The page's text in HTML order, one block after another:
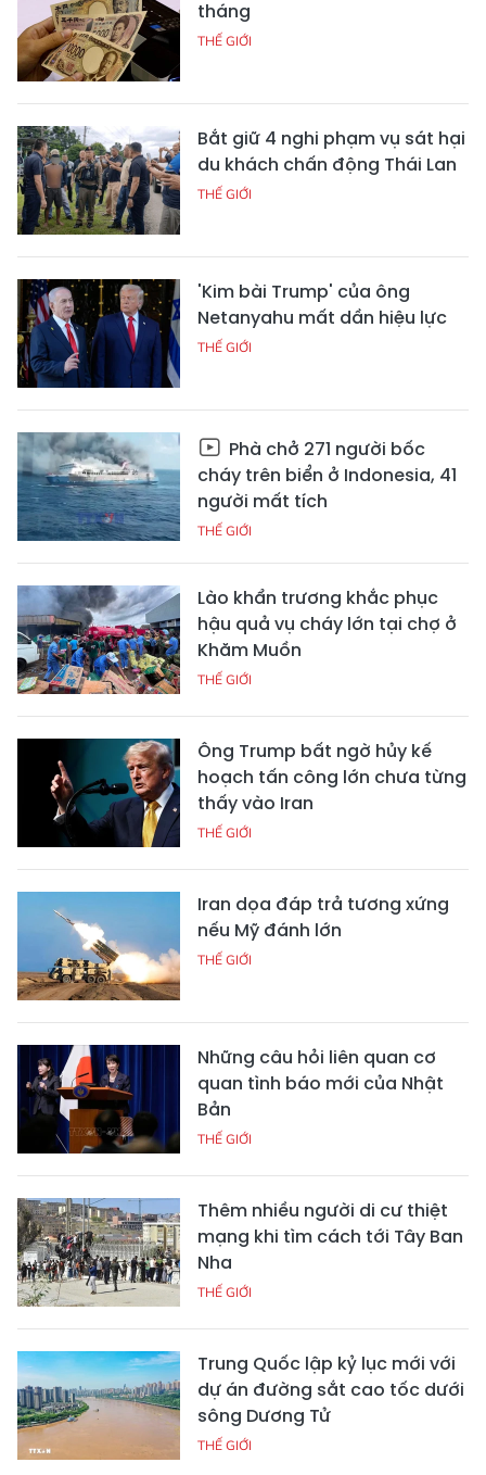
tháng
THẾ GIỚI
Bắt giữ 4 nghi phạm vụ sát hại
du khách chấn động Thái Lan
THẾ GIỚI
'Kim bài Trump' của ông
Netanyahu mất dần hiệu lực
THẾ GIỚI
Phà chở 271 người bốc
cháy trên biển ở Indonesia, 41
người mất tích
THẾ GIỚI
Lào khẩn trương khắc phục
hậu quả vụ cháy lớn tại chợ ở
Khăm Muồn
THẾ GIỚI
Ông Trump bất ngờ hủy kế
hoạch tấn công lớn chưa từng
thấy vào Iran
THẾ GIỚI
Iran dọa đáp trả tương xứng
nếu Mỹ đánh lớn
THẾ GIỚI
Những câu hỏi liên quan cơ
quan tình báo mới của Nhật
Bản
THẾ GIỚI
Thêm nhiều người di cư thiệt
mạng khi tìm cách tới Tây Ban
Nha
THẾ GIỚI
Trung Quốc lập kỷ lục mới với
dự án đường sắt cao tốc dưới
sông Dương Tử
THẾ GIỚI